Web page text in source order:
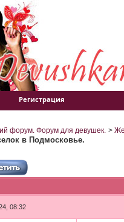
Регистрация
форум. Форум для девушек. >
в Подмосковье.
08:32